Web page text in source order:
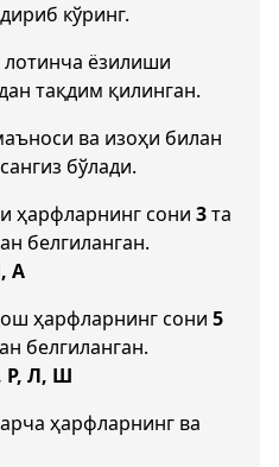
кўринг.
лотинча ёзилиши
тақдим қилинган.
ва изоҳи билан
бўлади.
ҳарфларнинг сони 3та
белгиланган.
А
ҳарфларнинг сони 5
белгиланган.
Р, Л, Ш
ҳарфларнинг ва